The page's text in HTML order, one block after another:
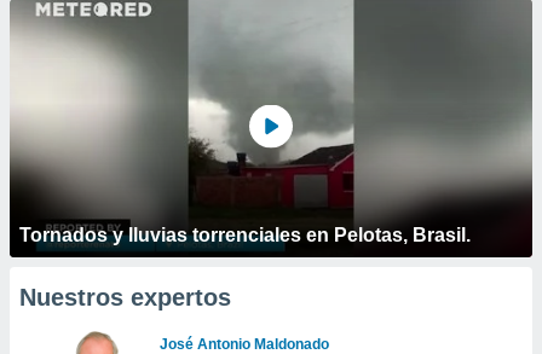
Tornados y lluvias torrenciales en Pelotas, Brasil.
Nuestros expertos
José Antonio Maldonado